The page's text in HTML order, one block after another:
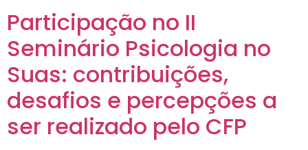
Participação no II
Seminário Psicologia no
Suas: contribuições,
desafios e percepções a
ser realizado pelo CFP